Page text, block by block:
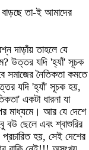
বাড়ছে তা-ই আমাদের
দাড়াঁয় তাহলে যে
উত্তর যদি 'হ্যাঁ' সূচক
সমাজের নৈতিকতা কমতে
যদি 'হ্যাঁ' সূচক হয়,
একটা ধারনা যা
মাধ্যমে। আর যে দেশে
বউ ছেলে এবং শ্বাশুরির
হয়, সেই দেশের